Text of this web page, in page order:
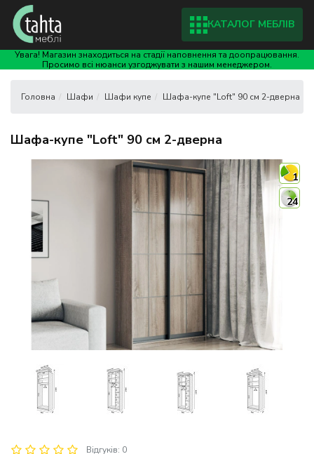
Увага! Магазин знаходиться на стадії наповнення та доопрацювання.
Просимо всі нюанси узгоджувати з нашим менеджером.
КАТАЛОГ МЕБЛІВ
Шафи Шафи купе Шафа-купе "Loft" 90 см 2-дверна
Шафа-купе "Loft" 90 см 2-дверна
1
24
Відгуків: 0